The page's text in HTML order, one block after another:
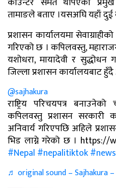
तामाङले बताए ।यसअघि यहाँ दुई
प्रशासन कार्यालयमा
गरिएको छ । कपिलवस्तु,
यशोधरा, मायादेवी र सुद्धोधन
जिल्ला प्रशासन कार्यालयबाट
@sajhakura
राष्ट्रिय परिचयपत्र
कपिलवस्तु प्रशासन सरकारी
अनिवार्य गरिएपछि अहिले
भिड लाग्ने गरेको छ । https://
#Nepal #nepalitiktok#news
♬ original sound – Sajhakura –